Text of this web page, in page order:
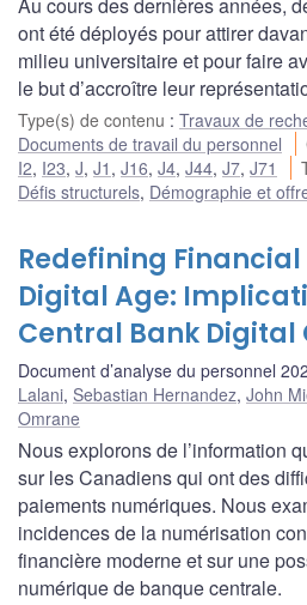
ont été déployés pour attirer
milieu universitaire et pour faire
le but d’accroître leur
Type(s) de contenu : Travaux de
Documents de travail du personnel
I2, I23, J, J1 , J16, J4, J44, J7, J71
Défis structurels, Démographie et
Redefining
Digital Age:
Central Bank Digital
Document d’analyse du personnel
Lalani, Sebastian Hernandez, John
Omrane
Nous explorons de l’information
sur les Canadiens qui ont des
paiements numériques. Nous
incidences de la numérisation
financière moderne et sur une
numérique de banque centrale.